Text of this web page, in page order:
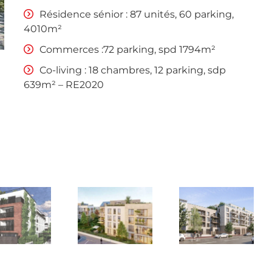
Résidence sénior : 87 unités, 60 parking,
4010m²
Commerces :72 parking, spd 1794m²
Co-living : 18 chambres, 12 parking, sdp
639m² – RE2020